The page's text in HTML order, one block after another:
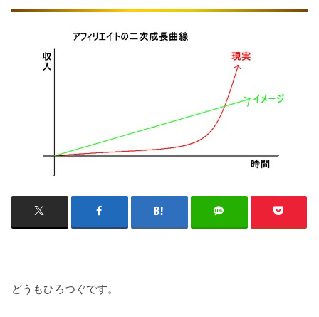
どうもひろつぐです。